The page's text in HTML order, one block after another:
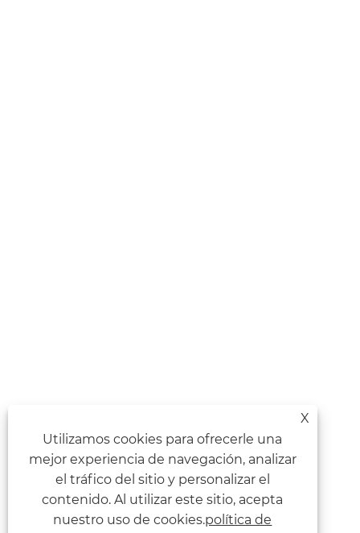
X
Utilizamos cookies para ofrecerle una
mejor experiencia de navegación, analizar
el tráfico del sitio y personalizar el
contenido. Al utilizar este sitio, acepta
nuestro uso de cookies.política de